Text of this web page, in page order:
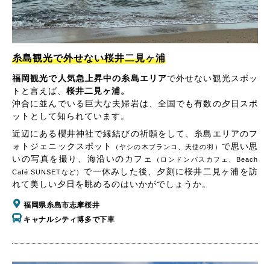
糸島観光で外せない桜井二見ヶ浦
福岡観光で人気急上昇中の糸島エリアで外せない観光スポッ
トと言えば、 桜井二見ヶ浦。
沖合に並んでいる巨大な夫婦岩は、全国でも有数の夕日スポ
ットとして知られています。
近辺にある櫻井神社で縁結びの祈願をして、糸島エリアのフ
ォトジェニックスポット
（ヤシの木ブランコ、天使の羽）
で思い思
いの写真を撮り、海沿いのカフェ
（ロンドンバスカフェ、Beach
Café SUNSETなど） で一休みした後、夕刻に桜井二見ヶ浦を訪
れて美しい夕日を眺めるのはいかがでしょうか。
福岡県糸島市志摩桜井
キャナルシティ博多で下車